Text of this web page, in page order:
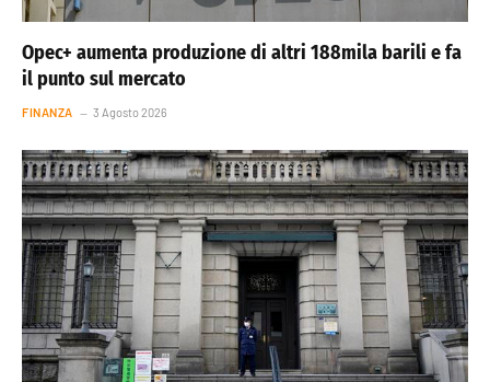
Opec+ aumenta produzione di altri 188mila barili e fa
il punto sul mercato
FINANZA 3 Agosto 2026